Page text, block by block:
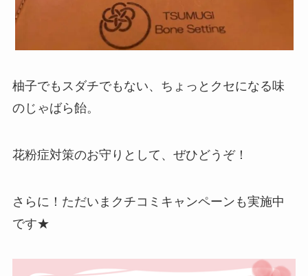
柚子でもスダチでもない、ちょっとクセになる味
のじゃばら飴。
花粉症対策のお守りとして、ぜひどうぞ！
さらに！ただいまクチコミキャンペーンも実施中
です★